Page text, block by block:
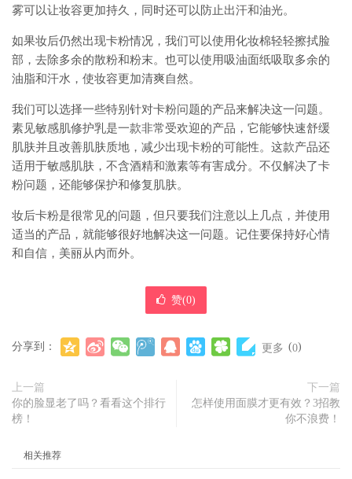
雾可以让妆容更加持久，同时还可以防止出汗和油光。
如果妆后仍然出现卡粉情况，我们可以使用化妆棉轻轻擦拭脸
部，去除多余的散粉和粉末。也可以使用吸油面纸吸取多余的
油脂和汗水，使妆容更加清爽自然。
我们可以选择一些特别针对卡粉问题的产品来解决这一问题。
素见敏感肌修护乳是一款非常受欢迎的产品，它能够快速舒缓
肌肤并且改善肌肤质地，减少出现卡粉的可能性。这款产品还
适用于敏感肌肤，不含酒精和激素等有害成分。不仅解决了卡
粉问题，还能够保护和修复肌肤。
妆后卡粉是很常见的问题，但只要我们注意以上几点，并使用
适当的产品，就能够很好地解决这一问题。记住要保持好心情
和自信，美丽从内而外。
赞(0)
分享到： 更多 (0)
上一篇
你的脸显老了吗？看看这个排行
榜！
下一篇
怎样使用面膜才更有效？3招教
你不浪费！
相关推荐